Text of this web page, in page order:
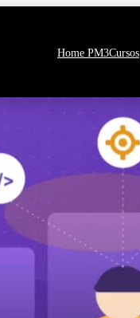
Home PM3Cursos